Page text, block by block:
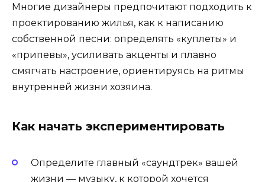
Многие дизайнеры предпочитают подходить к
проектированию жилья, как к написанию
собственной песни: определять «куплеты» и
«припевы», усиливать акценты и плавно
смягчать настроение, ориентируясь на ритмы
внутренней жизни хозяина.
Как начать экспериментировать
Определите главный «саундтрек» вашей
жизни — музыку, к которой хочется